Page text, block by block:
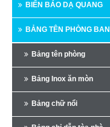
BIỂN BÁO DẠ QUANG
BẢNG TÊN PHÒNG BAN
Bảng tên phòng
Bảng Inox ăn mòn
Bảng chữ nổi